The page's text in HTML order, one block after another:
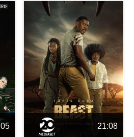
21:08